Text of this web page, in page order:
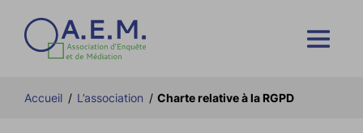
Accueil / L’association / Charte relative à la RGPD